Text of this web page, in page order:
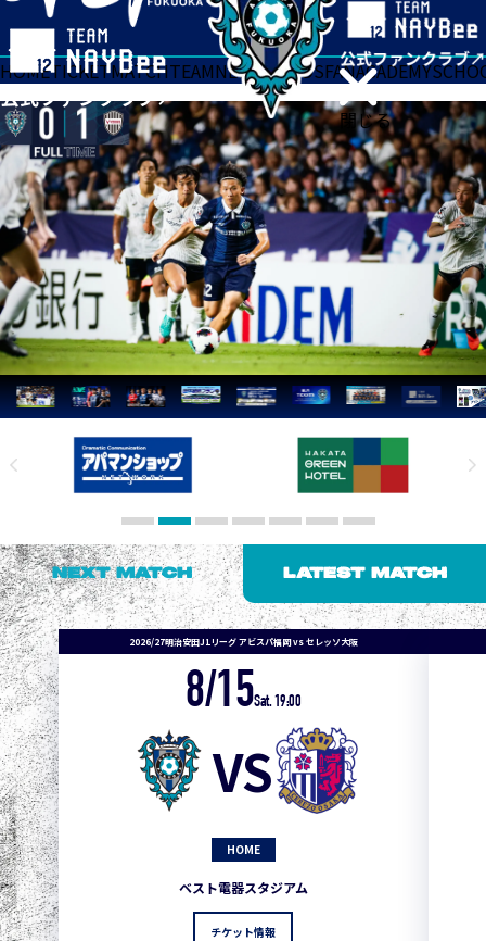
閉じる
HOMETICKETMATCHTEAMNEWSGOODSFANACADEMY
NEXT MATCH LATEST MATCH
2026/27明治安田J1リーグ アビスパ福岡 vs セレッソ大阪
8/15Sat. 19:00
VS
HOME
ベスト電器スタジアム
チケット情報
1 3
2 3 1